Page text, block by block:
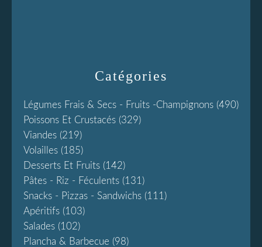
Catégories
Légumes Frais & Secs - Fruits -champignons (490)
Poissons Et Crustacés (329)
Viandes (219)
Volailles (185)
Desserts Et Fruits (142)
Pâtes - Riz - Féculents (131)
Snacks - Pizzas - Sandwichs (111)
Apéritifs (103)
Salades (102)
Plancha & Barbecue (98)